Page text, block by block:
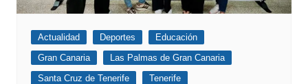
Actualidad Deportes
Educación
Gran Canaria
Las Palmas de Gran Canaria
Santa Cruz de Tenerife
Tenerife